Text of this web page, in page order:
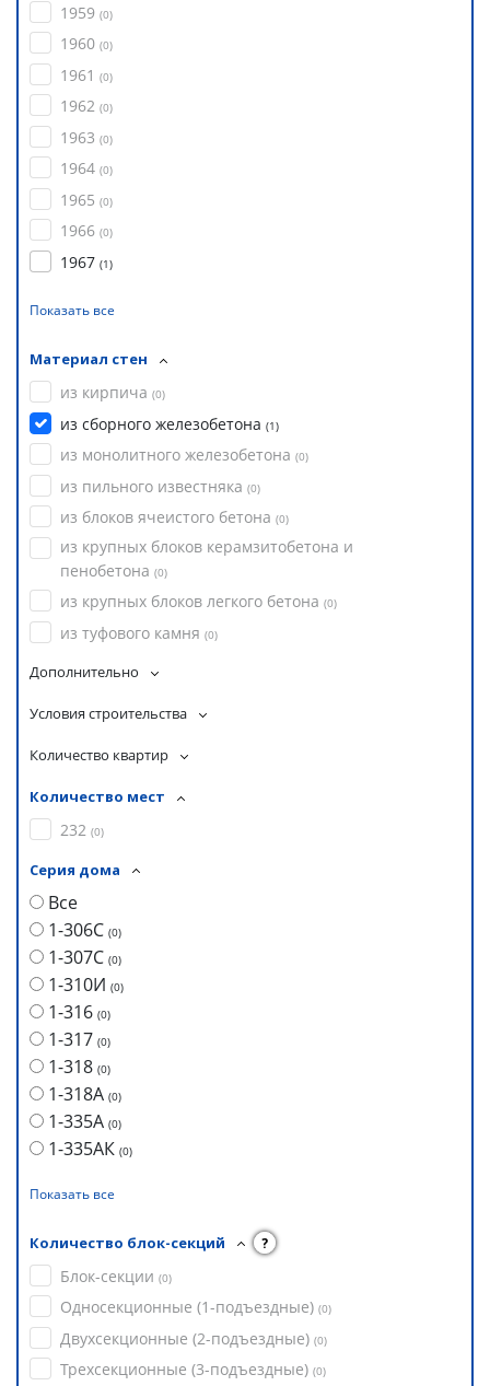
1959 (0)
1960 (0)
1961 (0)
1962 (0)
1963 (0)
1964 (0)
1965 (0)
1966 (0)
1967 (1)
Показать все
Материал стен
из кирпича (0)
из сборного железобетона (1)
из монолитного железобетона (0)
из пильного известняка (0)
из блоков ячеистого бетона (0)
из крупных блоков керамзитобетона и
пенобетона (0)
из крупных блоков легкого бетона (0)
из туфового камня (0)
Дополнительно
Условия строительства
Количество квартир
Количество мест
232 (0)
Серия дома
Все
1-306С (0)
1-307С (0)
1-310И (0)
1-316 (0)
1-317 (0)
1-318 (0)
1-318А (0)
1-335А (0)
1-335АК (0)
Показать все
Количество блок-секций ?
Блок-секции (0)
Односекционные (1-подъездные) (0)
Двухсекционные (2-подъездные) (0)
Трехсекционные (3-подъездные) (0)